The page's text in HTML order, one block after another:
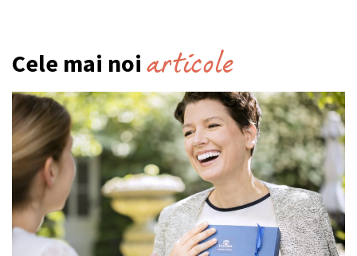
Cele mai noi articole